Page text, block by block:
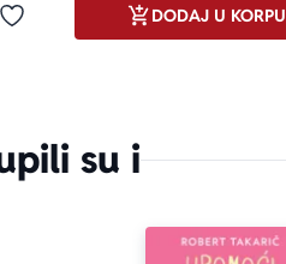
Dodaj u omiljeneDODAJ U KORPU
su i